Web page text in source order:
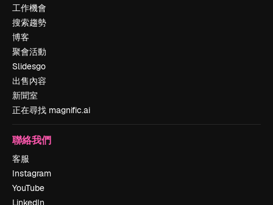
工作機會
搜索趨勢
博客
聚會活動
Slidesgo
出售內容
新聞室
正在尋找 magnific.ai
聯絡我們
客服
Instagram
YouTube
LinkedIn